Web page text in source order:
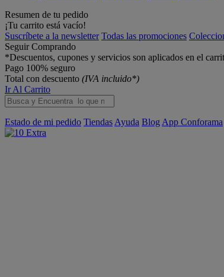
Resumen de tu pedido
¡Tu carrito está vacío!
Suscríbete a la newsletter Todas las promociones
Seguir Comprando
*Descuentos, cupones y servicios son aplicados en el
Pago 100% seguro
Total con descuento (IVA incluido*)
Ir Al Carrito
Estado de mi pedido Tiendas Ayuda Blog App Conforama